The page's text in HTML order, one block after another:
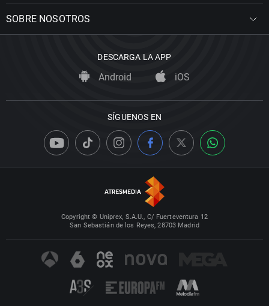
SOBRE NOSOTROS
DESCARGA LA APP
Android iOS
SÍGUENOS EN
Copyright © Uniprex, S.A.U., C/ Fuerteventura 12
San Sebastián de los Reyes, 28703 Madrid